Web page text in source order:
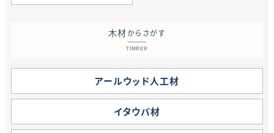
木材からさがす
TIMBER
アールウッド人工材
イタウバ材